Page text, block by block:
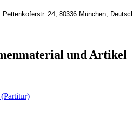
24, 80336 München,
und Artikel